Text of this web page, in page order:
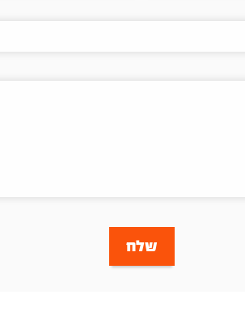
שלח